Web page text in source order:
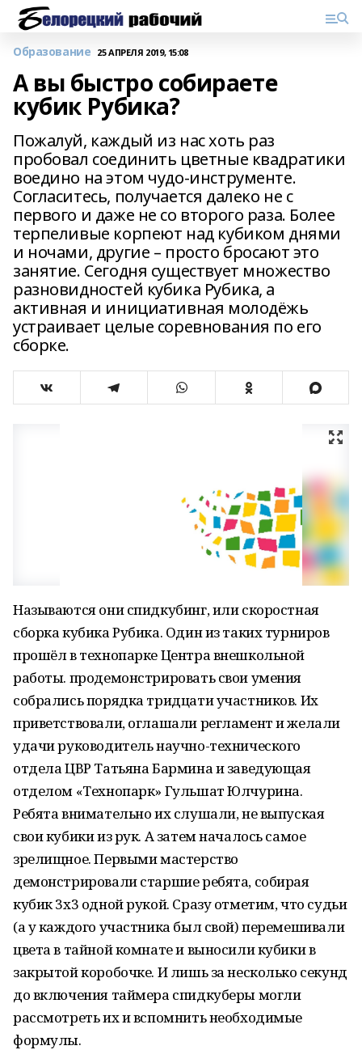
Образование 25 АПРЕЛЯ 2019, 15:08
А вы быстро собираете
кубик Рубика?
Пожалуй, каждый из нас хоть раз
пробовал соединить цветные квадратики
воедино на этом чудо-инструменте.
Согласитесь, получается далеко не с
первого и даже не со второго раза. Более
терпеливые корпеют над кубиком днями
и ночами, другие – просто бросают это
занятие. Сегодня существует множество
разновидностей кубика Рубика, а
активная и инициативная молодёжь
устраивает целые соревнования по его
сборке.
Называются они спидкубинг, или скоростная
сборка кубика Рубика. Один из таких турниров
прошёл в технопарке Центра внешкольной
работы. продемонстрировать свои умения
собрались порядка тридцати участников. Их
приветствовали, оглашали регламент и желали
удачи руководитель научно-технического
отдела ЦВР Татьяна Бармина и заведующая
отделом «Технопарк» Гульшат Юлчурина.
Ребята внимательно их слушали, не выпуская
свои кубики из рук. А затем началось самое
зрелищное. Первыми мастерство
демонстрировали старшие ребята, собирая
кубик 3х3 одной рукой. Сразу отметим, что судьи
(а у каждого участника был свой) перемешивали
цвета в тайной комнате и выносили кубики в
закрытой коробочке. И лишь за несколько секунд
до включения таймера спидкуберы могли
рассмотреть их и вспомнить необходимые
формулы.